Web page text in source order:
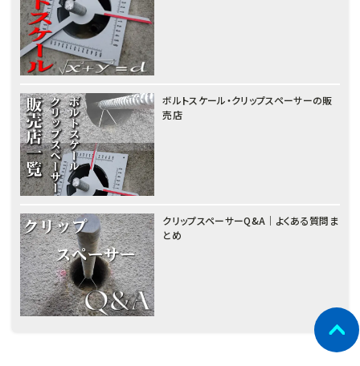
ボルトスケール・クリップスペーサーの販
売店
クリップスペーサーQ&A｜よくある質問ま
とめ